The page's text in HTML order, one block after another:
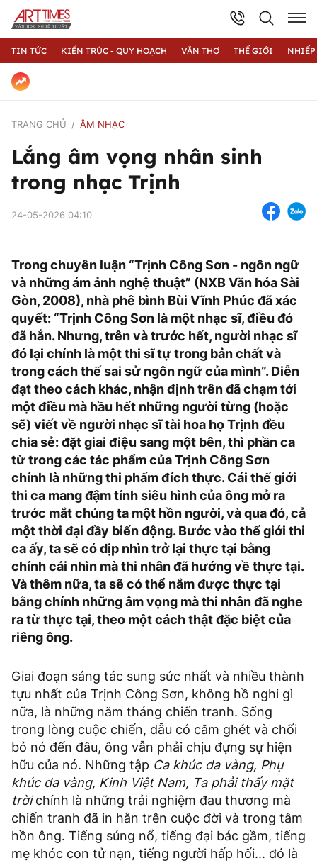
TIN TỨC KIẾN TRÚC - QUY HOẠCH VĂN THƠ THẾ GIỚI
TRANG CHỦ ÂM NHẠC
Lắng âm vọng nhân sinh
trong nhạc Trịnh
24-05-2026 04:10
Trong chuyên luận “Trịnh Công Sơn - ngôn ngữ
và những ám ảnh nghệ thuật” (NXB Văn hóa Sài
Gòn, 2008), nhà phê bình Bùi Vĩnh Phúc đã xác
quyết: “Trịnh Công Sơn là một nhạc sĩ, điều đó
đã hẳn. Nhưng, trên và trước hết, người nhạc sĩ
đó lại chính là một thi sĩ tự trong bản chất và
trong cách thế sai sử ngôn ngữ của mình”. Diễn
đạt theo cách khác, nhận định trên đã chạm tới
một điều mà hầu hết những người từng (hoặc
sẽ) viết về người nhạc sĩ tài hoa họ Trịnh đều
chia sẻ: đặt giai điệu sang một bên, thì phần ca
từ trong các tác phẩm của Trịnh Công Sơn
chính là những thi phẩm đích thực. Cái thế giới
thi ca mang đậm tính siêu hình của ông mở ra
trước mắt chúng ta một hồn người, và qua đó, cả
một thời đại đầy biến động. Bước vào thế giới thi
ca ấy, ta sẽ có dịp nhìn trở lại thực tại bằng
chính cái nhìn mà thi nhân đã hướng về thực tại.
Và thêm nữa, ta sẽ có thể nắm được thực tại
bằng chính những âm vọng mà thi nhân đã nghe
ra từ thực tại, theo một cách thật đặc biệt của
riêng ông.
Giai đoạn sáng tác sung sức nhất và nhiều thành
tựu nhất của Trịnh Công Sơn, không hồ nghi gì
nữa, là những năm tháng chiến tranh. Sống
trong lòng cuộc chiến, dẫu có căm ghét và chối
bỏ nó đến đâu, ông vẫn phải chịu đựng sự hiện
hữu của nó. Những tập Ca khúc da vàng, Phụ
khúc da vàng, Kinh Việt Nam, Ta phải thấy mặt
trờichính là những trải nghiệm đau thương mà
chiến tranh đã in hằn trên cuộc đời và trong tâm
hồn ông. Tiếng súng nổ, tiếng đại bác gầm, tiếng
mẹ khóc con tử nạn, tiếng người hấp hối... đó là